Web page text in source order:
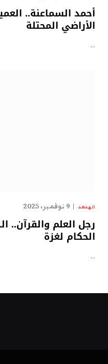
أحمد السماعنة..
الأراضي المحتلة
…
الهدهد 9 نوفمبر، 2025
رجل العلم والقرآن..
الحكام لغزة
…